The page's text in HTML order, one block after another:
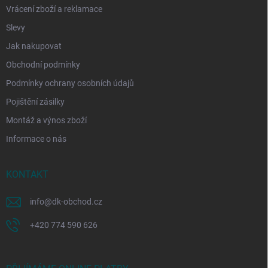
Vrácení zboží a reklamace
Slevy
Jak nakupovat
Obchodní podmínky
Podmínky ochrany osobních údajů
Pojištění zásilky
Montáž a výnos zboží
Informace o nás
KONTAKT
info@dk-obchod.cz
+420 774 590 626